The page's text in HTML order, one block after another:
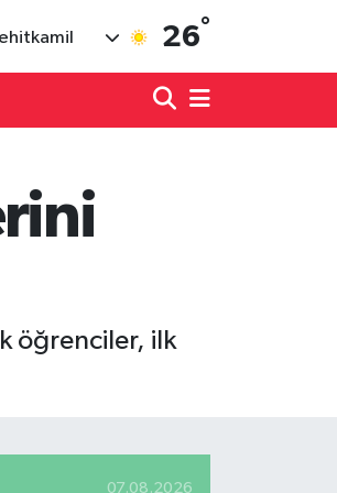
26°
öğrenciler, ilk
07.08.2026